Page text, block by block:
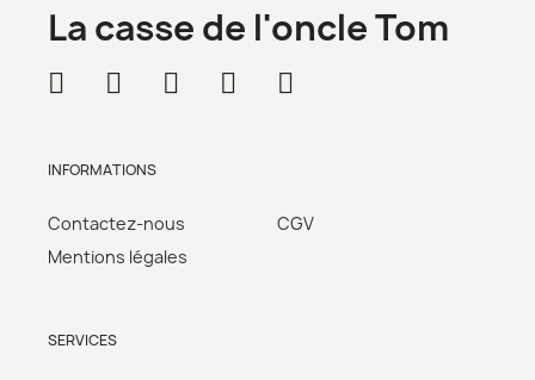
La casse de l'oncle Tom
INFORMATIONS
Contactez-nous
Mentions légales
CGV
SERVICES